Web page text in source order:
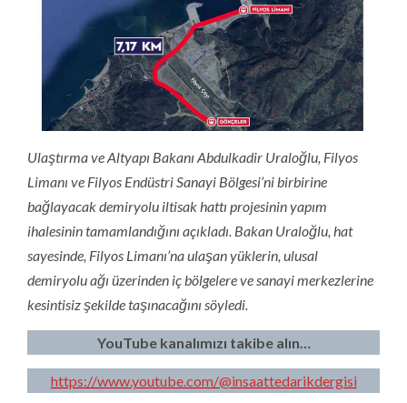
Ulaştırma ve Altyapı Bakanı Abdulkadir Uraloğlu, Filyos
Limanı ve Filyos Endüstri Sanayi Bölgesi’ni birbirine
bağlayacak demiryolu iltisak hattı projesinin yapım
ihalesinin tamamlandığını açıkladı. Bakan Uraloğlu, hat
sayesinde, Filyos Limanı’na ulaşan yüklerin, ulusal
demiryolu ağı üzerinden iç bölgelere ve sanayi merkezlerine
kesintisiz şekilde taşınacağını söyledi.
YouTube kanalımızı takibe alın…
https://www.youtube.com/@insaattedarikdergisi